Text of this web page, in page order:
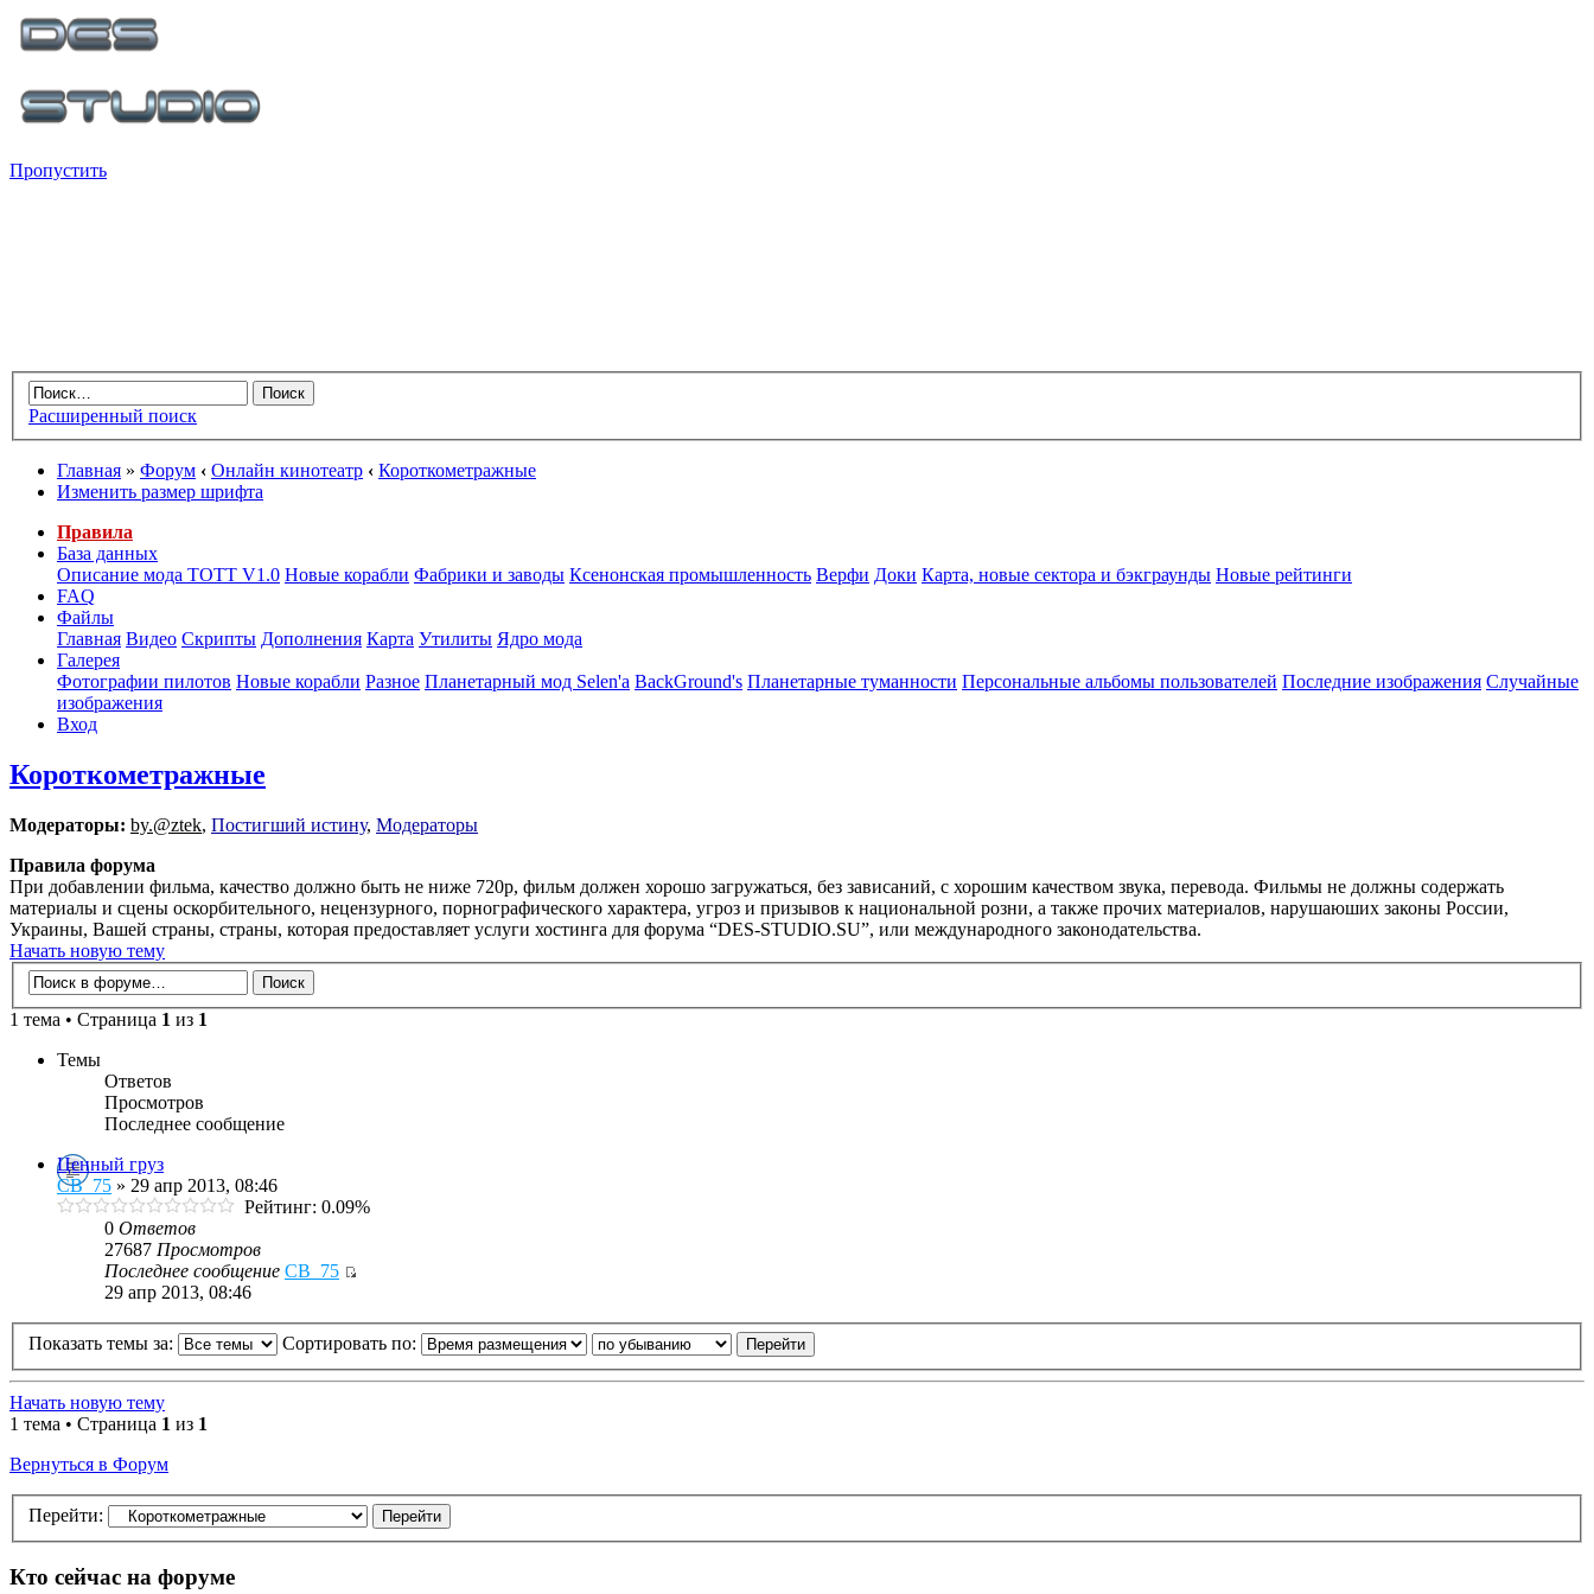
Пропустить
Расширенный поиск
Главная » Форум ‹ Онлайн кинотеатр ‹ Короткометражные
Изменить размер шрифта
Правила
База данных
Описание мода ТОТТ V1.0 Новые корабли Фабрики и заводы Ксенонская промышленность Верфи Доки Карта, новые сектора и бэкграунды Новые рейтинги
FAQ
Файлы
Главная Видео Скрипты Дополнения Карта Утилиты Ядро мода
Галерея
Фотографии пилотов Новые корабли Разное Планетарный мод Selen'a BackGround's Планетарные туманности Персональные альбомы пользователей Последние изображения Случайные
изображения
Вход
Короткометражные
Модераторы: by.@ztek, Постигший истину, Модераторы
Правила форума
При добавлении фильма, качество должно быть не ниже 720p, фильм должен хорошо загружаться, без зависаний, с хорошим качеством звука, перевода. Фильмы не должны содержать
материалы и сцены оскорбительного, нецензурного, порнографического характера, угроз и призывов к национальной розни, а также прочих материалов, нарушаюших законы России,
Украины, Вашей страны, страны, которая предоставляет услуги хостинга для форума “DES-STUDIO.SU”, или международного законодательства.
Начать новую тему
1 тема • Страница 1 из 1
Темы
Ответов
Просмотров
Последнее сообщение
Ценный груз
СВ_75 » 29 апр 2013, 08:46
Рейтинг: 0.09%
0 Ответов
27687 Просмотров
Последнее сообщение СВ_75
29 апр 2013, 08:46
Показать темы за: Сортировать по:
Начать новую тему
1 тема • Страница 1 из 1
Вернуться в Форум
Перейти:
Кто сейчас на форуме